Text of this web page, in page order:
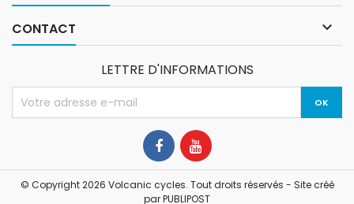
CONTACT 
LETTRE D'INFORMATIONS
© Copyright 2026 Volcanic cycles. Tout droits réservés - Site créé
parPUBLIPOST